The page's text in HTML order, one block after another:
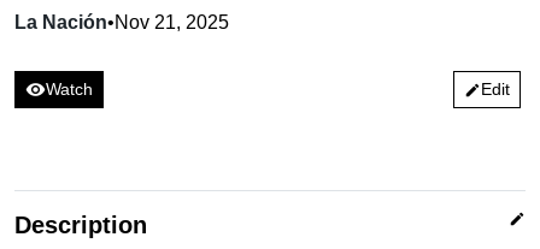
La Nación•Nov 21, 2025
visibilityWatch editEdit
Description edit